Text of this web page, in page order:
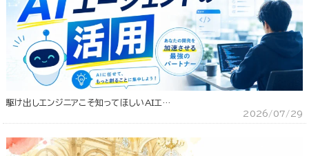
駆け出しエンジニアこそ知ってほしいAIエ…
2026/07/29